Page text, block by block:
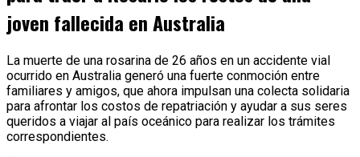
joven fallecida en Australia
La muerte de una rosarina de 26 años en un accidente vial
ocurrido en Australia generó una fuerte conmoción entre
familiares y amigos, que ahora impulsan una colecta solidaria
para afrontar los costos de repatriación y ayudar a sus seres
queridos a viajar al país oceánico para realizar los trámites
correspondientes.